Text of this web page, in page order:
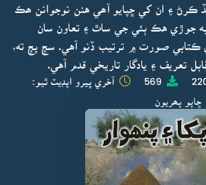
ڪرڻ ۽ ان کي ڇپايو آھي هنن نوجوانن ھڪ
جوڙي هڪ ٻئي جي ساٿ ۽ تعاون سان
ڪتابي صورت ۾ ترتيب ڏنو آهي. سچ پچ ته،
تعريف ۽ يادگار تاريخي قدم آهي.
569 آخري ڀيرو اپڊيٽ ٿيو:
ڇاپو پھريون